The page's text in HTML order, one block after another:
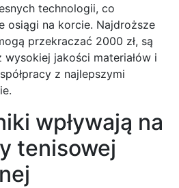
technologii, co
osiągi na korcie. Najdroższe
przekraczać 2000 zł, są
jakości materiałów i
z najlepszymi
wpływają na
tenisowej